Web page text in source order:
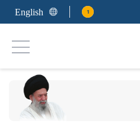
1
English